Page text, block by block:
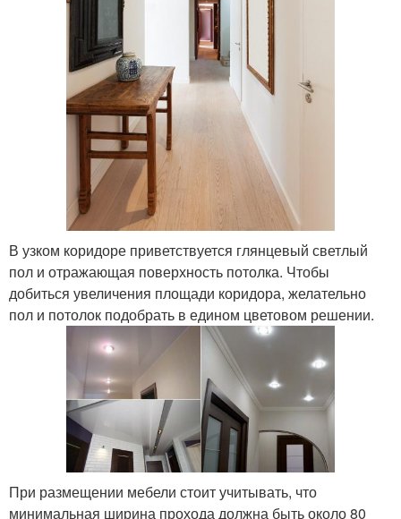
В узком коридоре приветствуется глянцевый светлый
пол и отражающая поверхность потолка. Чтобы
добиться увеличения площади коридора, желательно
пол и потолок подобрать в едином цветовом решении.
При размещении мебели стоит учитывать, что
минимальная ширина прохода должна быть около 80